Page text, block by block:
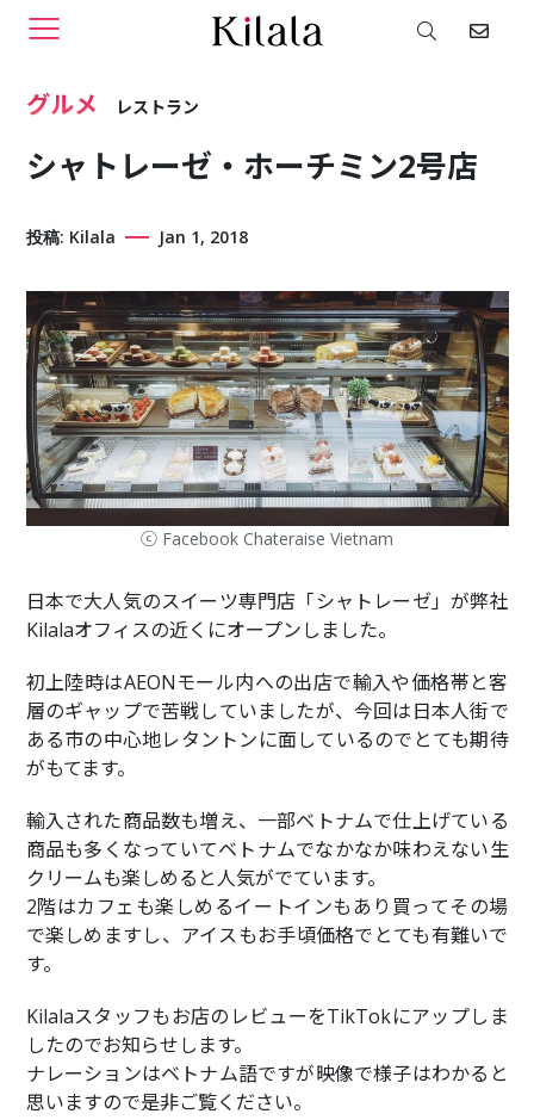
グルメ レストラン
シャトレーゼ・ホーチミン2号店
投稿: Kilala Jan 1, 2018
ⓒ Facebook Chateraise Vietnam
日本で大人気のスイーツ専門店「シャトレーゼ」が弊社
Kilalaオフィスの近くにオープンしました。
初上陸時はAEONモール内への出店で輸入や価格帯と客
層のギャップで苦戦していましたが、今回は日本人街で
ある市の中心地レタントンに面しているのでとても期待
がもてます。
輸入された商品数も増え、一部ベトナムで仕上げている
商品も多くなっていてベトナムでなかなか味わえない生
クリームも楽しめると人気がでています。
2階はカフェも楽しめるイートインもあり買ってその場
で楽しめますし、アイスもお手頃価格でとても有難いで
す。
Kilalaスタッフもお店のレビューをTikTokにアップしま
したのでお知らせします。
ナレーションはベトナム語ですが映像で様子はわかると
思いますので是非ご覧ください。